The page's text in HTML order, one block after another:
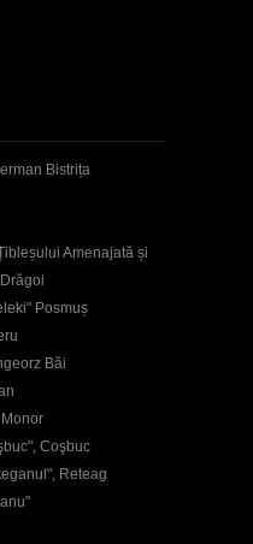
Bistrița
Amenajată și
Posmuș
Băi
Coşbuc
Reteag